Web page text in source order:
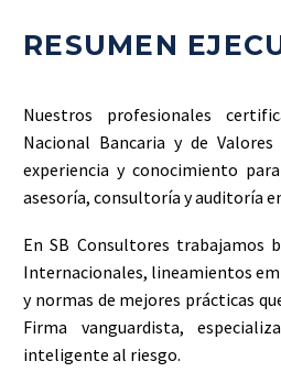
RESUMEN
Nuestros profesionales
Nacional Bancaria y de
experiencia y conocimiento
asesoría, consultoría y auditoría
En SB Consultores trabajamos
Internacionales, lineamientos
y normas de mejores prácticas
Firma vanguardista,
inteligente al riesgo.